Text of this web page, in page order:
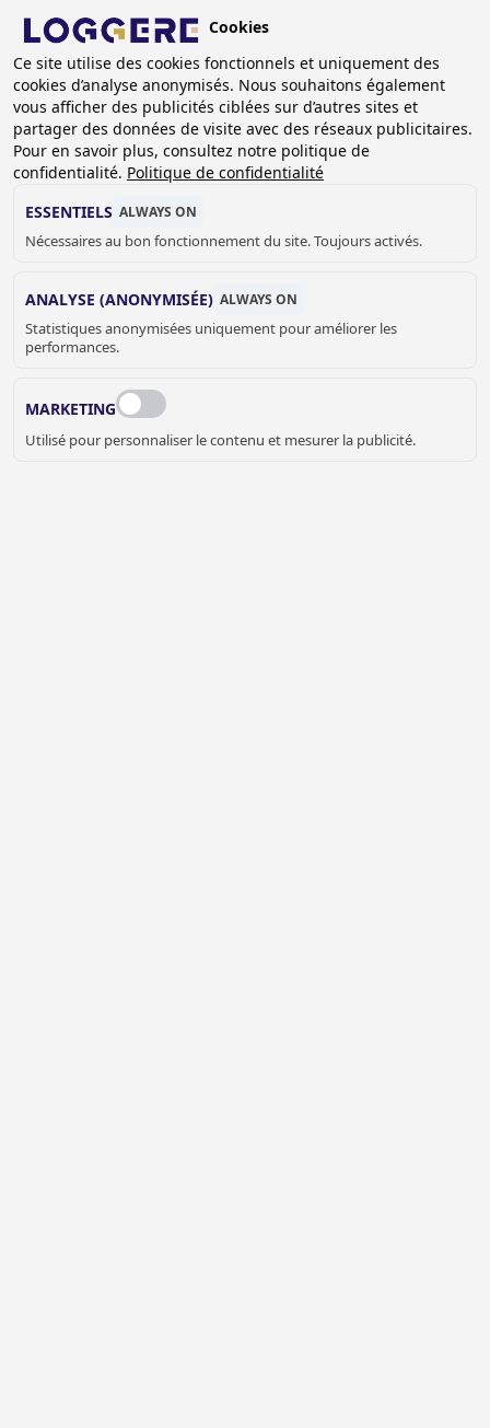
Aller
contenu
principal
Cookies
Ce site utilise des cookies fonctionnels et uniquement des
cookies d’analyse anonymisés. Nous souhaitons également
vous afficher des publicités ciblées sur d’autres sites et
partager des données de visite avec des réseaux publicitaires.
Pour en savoir plus, consultez notre politique de
confidentialité. Politique de confidentialité
ESSENTIELS ALWAYS ON
Nécessaires au bon fonctionnement du site. Toujours activés.
ANALYSE (ANONYMISÉE) ALWAYS ON
Statistiques anonymisées uniquement pour améliorer les
performances.
MARKETING
Utilisé pour personnaliser le contenu et mesurer la publicité.